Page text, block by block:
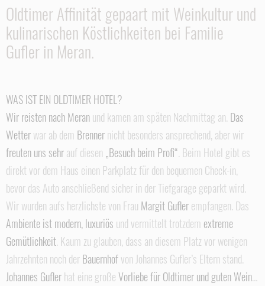
Oldtimer Affinität gepaart mit Weinkultur und
kulinarischen Köstlichkeiten bei Familie
Gufler in Meran.
WAS IST EIN OLDTIMER HOTEL?
Wir reisten nach Meranund kamen am späten Nachmittag an. Das
Wetterwar ab dem Brennernicht besonders ansprechend, aber wir
freuten uns sehrauf diesen „Besuch beim Profi“. Beim Hotel gibt es
direkt vor dem Haus einen Parkplatz für den bequemen Check-in,
bevor das Auto anschließend sicher in der Tiefgarage geparkt wird.
Wir wurden aufs herzlichste von Frau Margit Guflerempfangen. Das
Ambiente ist modern, luxuriös und vermittelt trotzdem extreme
Gemütlichkeit. Kaum zu glauben, dass an diesem Platz vor wenigen
Jahrzehnten noch derBauernhofvon Johannes Gufler’s Eltern stand.
Johannes Guflerhat eine großeVorliebe für Oldtimer und guten Wein…